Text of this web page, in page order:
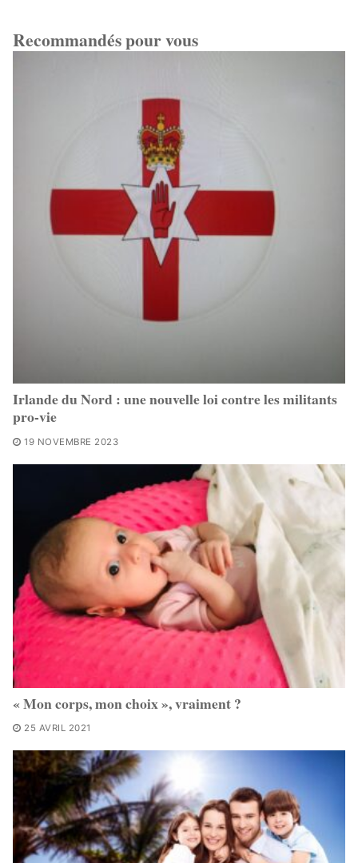
Recommandés pour vous
Irlande du Nord : une nouvelle loi contre les militants
pro-vie
19 NOVEMBRE 2023
« Mon corps, mon choix », vraiment ?
25 AVRIL 2021